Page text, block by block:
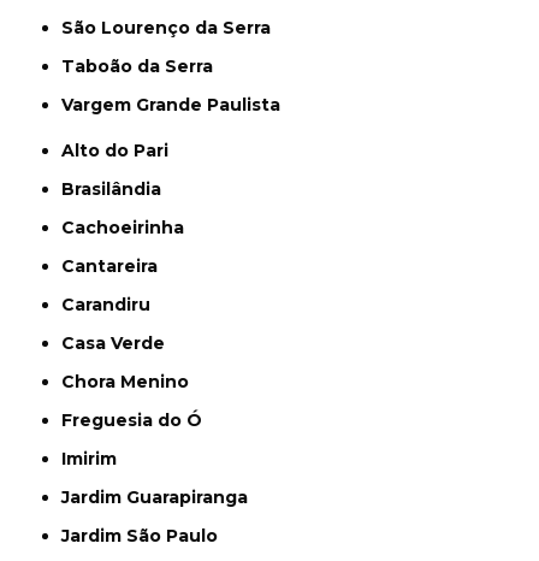
São Lourenço da Serra
Taboão da Serra
Vargem Grande Paulista
Alto do Pari
Brasilândia
Cachoeirinha
Cantareira
Carandiru
Casa Verde
Chora Menino
Freguesia do Ó
Imirim
Jardim Guarapiranga
Jardim São Paulo